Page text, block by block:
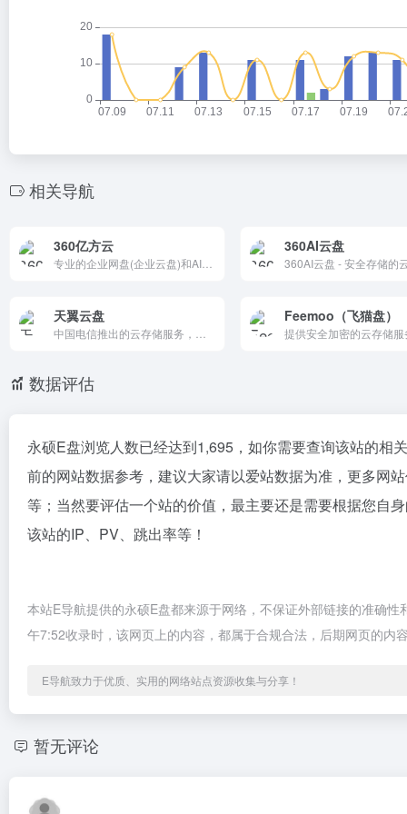
相关导航
360亿方云 360AI云盘
360AI云盘 - 安全存储的
天翼云盘 Feemoo（飞猫盘）
数据评估
永硕E盘浏览人数已经达到1,695，如你需要查询该站的相
前的网站数据参考，建议大家请以爱站数据为准，更多网
等；当然要评估一个站的价值，最主要还是需要根据您自
该站的IP、PV、跳出率等！
本站E导航提供的永硕E盘都来源于网络，不保证外部链接的准确
午7:52收录时，该网页上的内容，都属于合规合法，后期网页的
E导航致力于优质、实用的网络站点资源收集与分享！
暂无评论